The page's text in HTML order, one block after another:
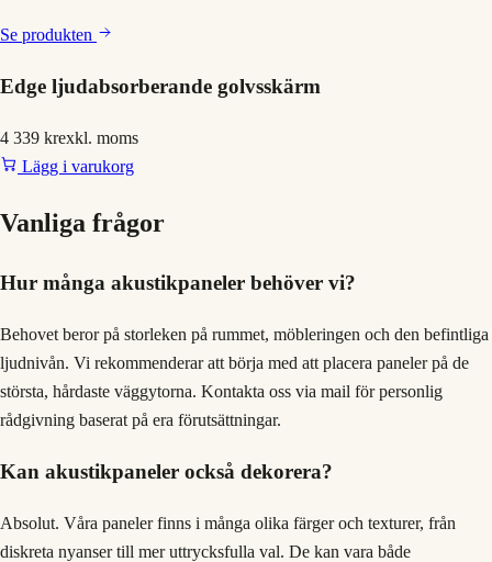
Se produkten
Edge ljudabsorberande golvsskärm
4 339 krexkl. moms
Lägg i varukorg
Vanliga frågor
Hur många akustikpaneler behöver vi?
Behovet beror på storleken på rummet, möbleringen och den befintliga
ljudnivån. Vi rekommenderar att börja med att placera paneler på de
största, hårdaste väggytorna. Kontakta oss via mail för personlig
rådgivning baserat på era förutsättningar.
Kan akustikpaneler också dekorera?
Absolut. Våra paneler finns i många olika färger och texturer, från
diskreta nyanser till mer uttrycksfulla val. De kan vara både